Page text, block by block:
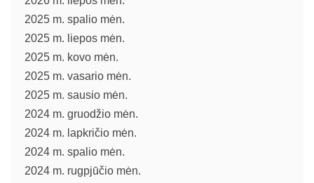
2025 m. spalio mėn.
2025 m. liepos mėn.
2025 m. kovo mėn.
2025 m. vasario mėn.
2025 m. sausio mėn.
2024 m. gruodžio mėn.
2024 m. lapkričio mėn.
2024 m. spalio mėn.
2024 m. rugpjūčio mėn.